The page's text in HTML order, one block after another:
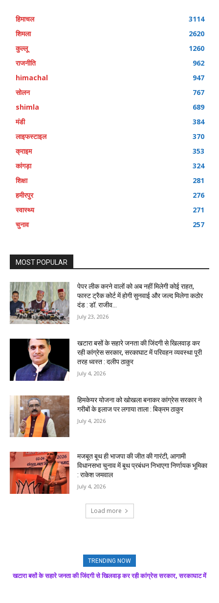
हिमाचल
3114
शिमला
2620
कुल्लू
1260
राजनीति
962
himachal
947
सोलन
767
shimla
689
मंडी
384
लाइफस्टाइल
370
क्राइम
353
कांगड़ा
324
शिक्षा
281
हमीरपुर
276
स्वास्थ्य
271
चुनाव
257
MOST POPULAR
पेपर लीक करने वालों को अब नहीं मिलेगी कोई राहत,
फास्ट ट्रैक कोर्ट में होगी सुनवाई और जल्द मिलेगा कठोर
दंड : डॉ. राजीव...
July 23, 2026
खटारा बसों के सहारे जनता की जिंदगी से खिलवाड़ कर
रही कांग्रेस सरकार, सरकाघाट में परिवहन व्यवस्था पूरी
तरह ध्वस्त : दलीप ठाकुर
July 4, 2026
हिमकेयर योजना को खोखला बनाकर कांग्रेस सरकार ने
गरीबों के इलाज पर लगाया ताला : बिक्रम ठाकुर
July 4, 2026
मजबूत बूथ ही भाजपा की जीत की गारंटी, आगामी
विधानसभा चुनाव में बूथ प्रबंधन निभाएगा निर्णायक भूमिका
: राकेश जमवाल
July 4, 2026
Load more